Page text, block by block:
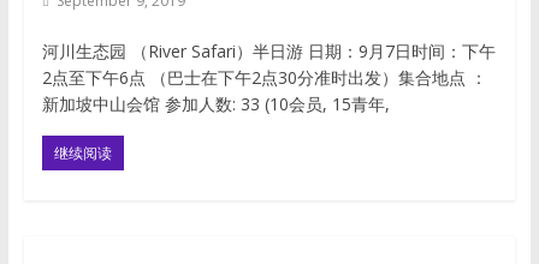
河川生态园 （River Safari）半日游 日期：9月7日时间：下午
2点至下午6点 （巴士在下午2点30分准时出发）集合地点 ：
新加坡中山会馆 参加人数: 33 (10会员, 15青年,
继续阅读